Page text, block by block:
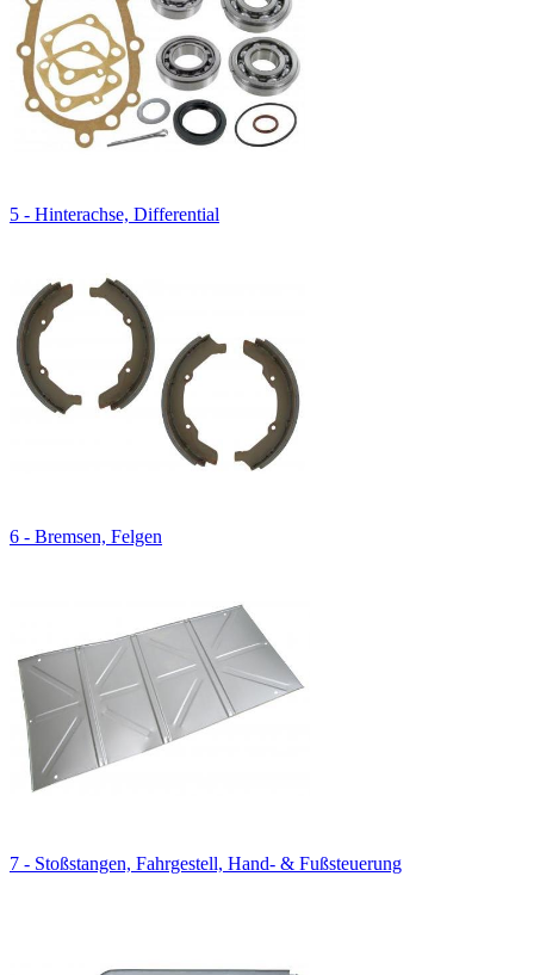
5 - Hinterachse, Differential
6 - Bremsen, Felgen
7 - Stoßstangen, Fahrgestell, Hand- & Fußsteuerung